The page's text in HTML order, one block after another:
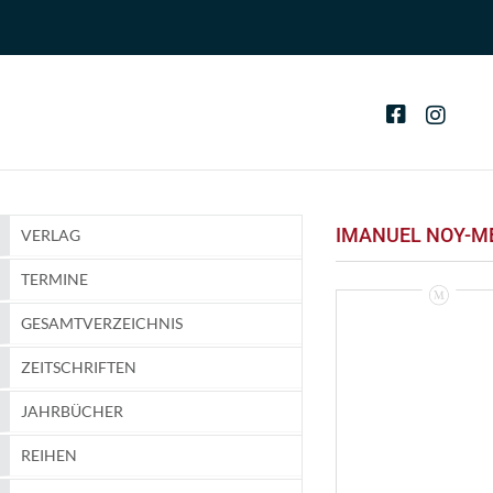
VERLAG
TERMINE
GESAMTVERZEICHNIS
ZEITSCHRIFTEN
JAHRBÜCHER
REIHEN
IMANUEL NOY-